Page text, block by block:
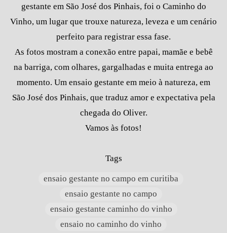
gestante em São José dos Pinhais, foi o Caminho do
Vinho, um lugar que trouxe natureza, leveza e um cenário
perfeito para registrar essa fase.
As fotos mostram a conexão entre papai, mamãe e bebê
na barriga, com olhares, gargalhadas e muita entrega ao
momento. Um ensaio gestante em meio à natureza, em
São José dos Pinhais, que traduz amor e expectativa pela
chegada do Oliver.
Vamos às fotos!
Tags
ensaio gestante no campo em curitiba
ensaio gestante no campo
ensaio gestante caminho do vinho
ensaio no caminho do vinho